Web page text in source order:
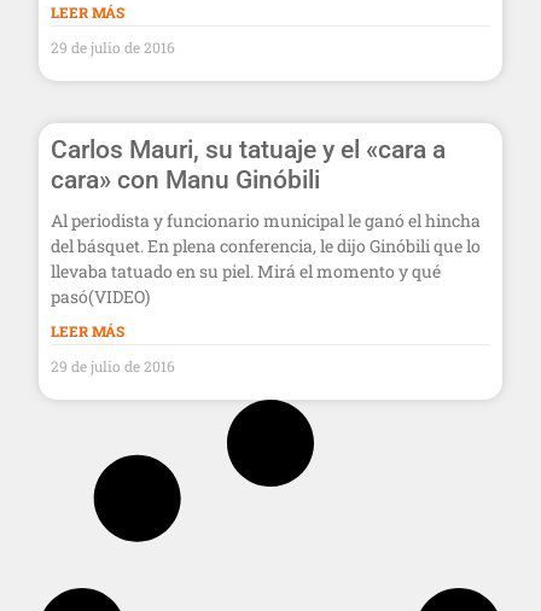
LEER MÁS
29 de julio de 2016
Carlos Mauri, su tatuaje y el «cara a
cara» con Manu Ginóbili
Al periodista y funcionario municipal le ganó el hincha
del básquet. En plena conferencia, le dijo Ginóbili que lo
llevaba tatuado en su piel. Mirá el momento y qué
pasó(VIDEO)
LEER MÁS
29 de julio de 2016